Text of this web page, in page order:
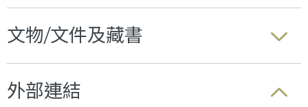
文物/文件及藏書
外部連結